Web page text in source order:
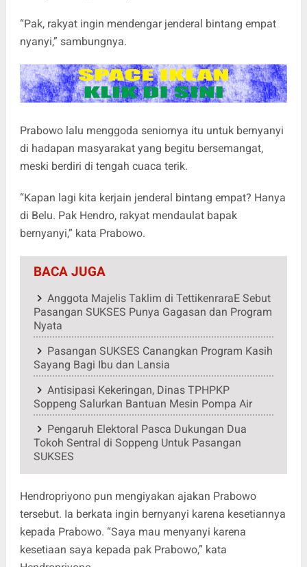
“Pak, rakyat ingin mendengar jenderal bintang empat
nyanyi,” sambungnya.
Prabowo lalu menggoda seniornya itu untuk bernyanyi
di hadapan masyarakat yang begitu bersemangat,
meski berdiri di tengah cuaca terik.
“Kapan lagi kita kerjain jenderal bintang empat? Hanya
di Belu. Pak Hendro, rakyat mendaulat bapak
bernyanyi,” kata Prabowo.
BACA JUGA
Anggota Majelis Taklim di TettikenraraE Sebut
Pasangan SUKSES Punya Gagasan dan Program
Nyata
Pasangan SUKSES Canangkan Program Kasih
Sayang Bagi Ibu dan Lansia
Antisipasi Kekeringan, Dinas TPHPKP
Soppeng Salurkan Bantuan Mesin Pompa Air
Pengaruh Elektoral Pasca Dukungan Dua
Tokoh Sentral di Soppeng Untuk Pasangan
SUKSES
Hendropriyono pun mengiyakan ajakan Prabowo
tersebut. Ia berkata ingin bernyanyi karena kesetiannya
kepada Prabowo. “Saya mau menyanyi karena
kesetiaan saya kepada pak Prabowo,” kata